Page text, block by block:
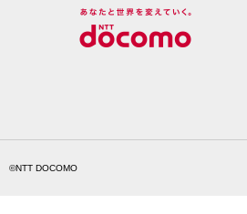
©NTT DOCOMO